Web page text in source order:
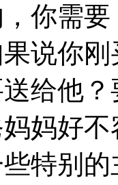
你需
说你
给他
妈好
特别